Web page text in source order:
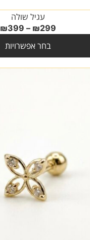
עגיל שולה
₪299
–
₪399
בחר אפשרויות